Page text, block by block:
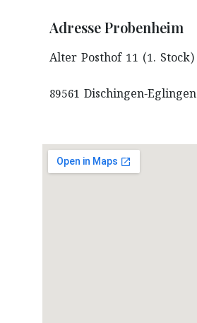
Adresse Probenheim
Alter Posthof 11 (1. Stock)
89561 Dischingen-Eglingen